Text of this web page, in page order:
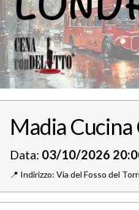
Madia
Data: 03/10/2026
📍️ Indirizzo: Via del Fosso del